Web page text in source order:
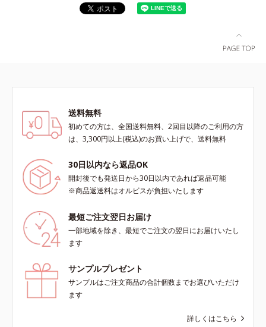
送料無料
初めての方は、全国送料無料、2回目以降のご利用の方
は、3,300円以上(税込)のお買い上げで、送料無料
30日以内なら返品OK
開封後でも発送日から30日以内であれば返品可能
※商品返送料はオルビスが負担いたします
最短ご注文翌日お届け
一部地域を除き、最短でご注文の翌日にお届けいたし
ます
サンプルプレゼント
サンプルはご注文商品の合計個数までお選びいただけ
ます
詳しくはこちら